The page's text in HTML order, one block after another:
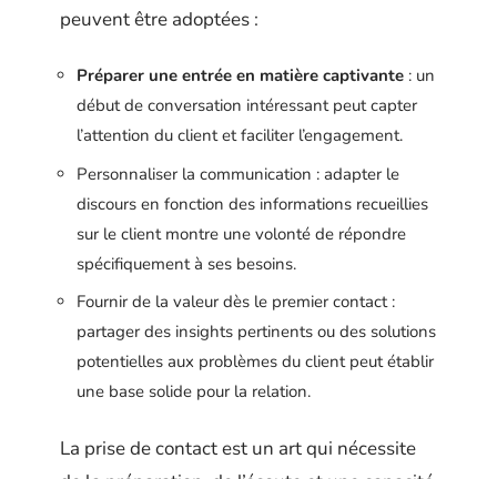
peuvent être adoptées :
Préparer une entrée en matière captivante : un
début de conversation intéressant peut capter
l’attention du client et faciliter l’engagement.
Personnaliser la communication : adapter le
discours en fonction des informations recueillies
sur le client montre une volonté de répondre
spécifiquement à ses besoins.
Fournir de la valeur dès le premier contact :
partager des insights pertinents ou des solutions
potentielles aux problèmes du client peut établir
une base solide pour la relation.
La prise de contact est un art qui nécessite